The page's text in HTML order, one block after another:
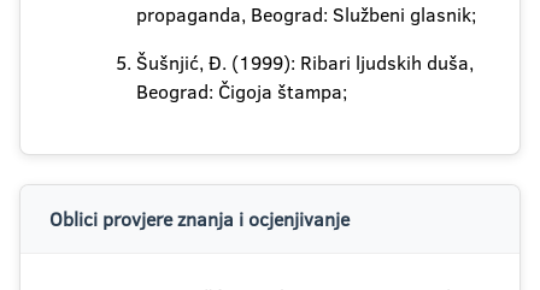
propaganda, Beograd: Službeni glasnik;
Šušnjić, Đ. (1999): Ribari ljudskih duša,
Beograd: Čigoja štampa;
Oblici provjere znanja i ocjenjivanje